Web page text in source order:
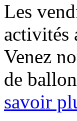
Les
activités
Venez
de
savoir